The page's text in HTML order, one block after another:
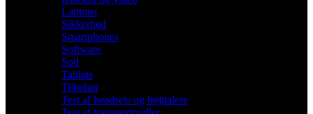
Laptops
Sikkerhed
Smartphones
Software
Spil
Tablets
Tilbehør
Test af headsets og højttalere